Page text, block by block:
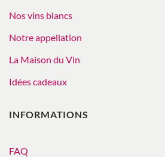
Nos vins blancs
Notre appellation
La Maison du Vin
Idées cadeaux
INFORMATIONS
FAQ